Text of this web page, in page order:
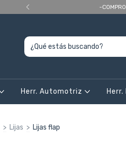
-
Herr. Automotriz
> Lijas > Lijas flap